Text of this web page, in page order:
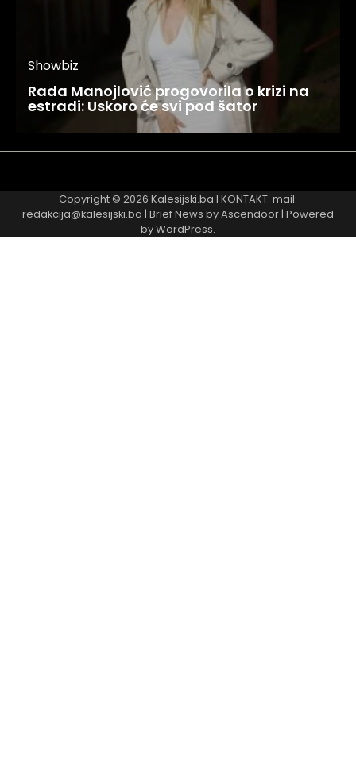
Showbiz
Rada Manojlović progovorila o krizi na
estradi: Uskoro će svi pod šator
Copyright © 2026 Kalesijski.ba I KONTAKT: mail:
redakcija@kalesijski.ba | Brief News byAscendoor| Powered
byWordPress.